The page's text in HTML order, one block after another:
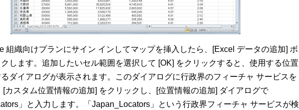
組織向けプランにサイン インしてマップを挿入したら、[Excel データの追加] ボ
します。追加したいセル範囲を選択して [OK] をクリックすると、使用する位置
ダイアログが表示されます。このダイアログに行政界のフィーチャ サービスを
[カスタム位置情報の追加] をクリックし、[位置情報の追加] ダイアログで
」と入力します。「Japan_Locators」という行政界フィーチャ サービスが検